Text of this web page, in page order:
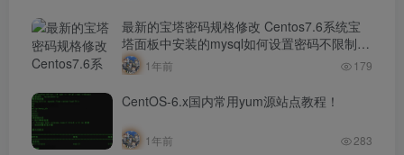
最新的宝塔密码规格修改 Centos7.6系统宝
塔面板中安装的mysql如何设置密码不限制长
度文本详细教程！！
1年前 179
CentOS-6.x国内常用yum源站点教程！
1年前 283